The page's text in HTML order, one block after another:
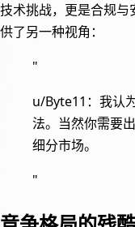
技术挑战，更是合规
供了另一种视角：
"
u/Byte11：我认
法。当然你需要
细分市场。
"